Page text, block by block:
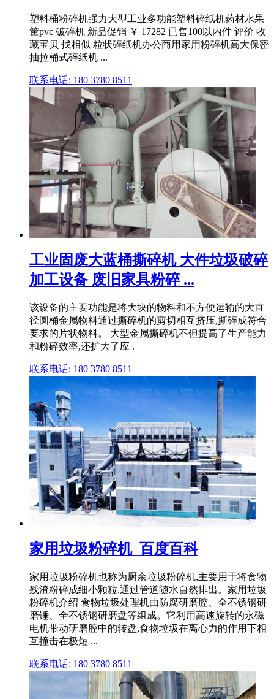
塑料桶粉碎机强力大型工业多功能塑料碎纸机药材水果
筐pvc 破碎机 新品促销 ￥ 17282 已售100以内件 评价 收
藏宝贝 找相似 粒状碎纸机办公商用家用粉碎机高大保密
抽拉桶式碎纸机 ...
联系电话: 180 3780 8511
工业固废大蓝桶撕碎机 大件垃圾破碎
加工设备 废旧家具粉碎 ...
该设备的主要功能是将大块的物料和不方便运输的大直
径圆桶金属物料通过撕碎机的剪切相互挤压,撕碎成符合
要求的片状物料。 大型金属撕碎机不但提高了生产能力
和粉碎效率,还扩大了应 .
联系电话: 180 3780 8511
家用垃圾粉碎机_百度百科
‌家用垃圾粉碎机‌也称为厨余垃圾粉碎机,主要用于将食物
残渣粉碎成细小颗粒,通过管道随水自然排出。家用垃圾
粉碎机介绍 食物垃圾处理机由防腐研磨腔、全不锈钢研
磨锤、全不锈钢研磨盘等组成。它利用高速旋转的永磁
电机带动研磨腔中的转盘,食物垃圾在离心力的作用下相
互撞击在极短 ...
联系电话: 180 3780 8511